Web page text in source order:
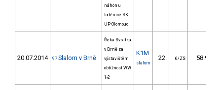
náhon u
loděnice SK
UP Olomouc
20.07.2014 97 Slalom v Brně
Řeka Svratka
v Brně za
výstavištěm
obtížnost WW
1-2
K1M
slalom
22. 6/ZS 58.90